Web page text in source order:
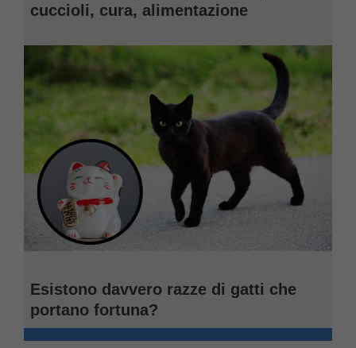
cuccioli, cura, alimentazione
Esistono davvero razze di gatti che
portano fortuna?